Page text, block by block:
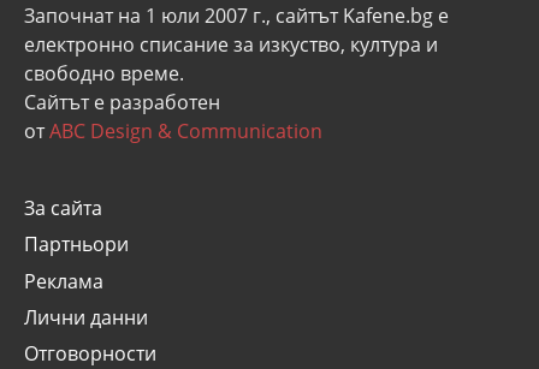
Започнат на 1 юли 2007 г., сайтът Kafene.bg e
eлектронно списание за изкуство, култура и
свободно време.
Сайтът е разработен
отABC Design & Communication
За сайта
Партньори
Реклама
Лични данни
Отговорности